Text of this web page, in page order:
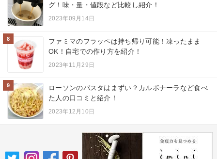
グ！味・量・値段など比較し紹介！
2023年09月14日
8
ファミマのフラッペは持ち帰り可能！凍ったまま
OK！自宅での作り方を紹介！
2023年11月29日
9
ローソンのパスタはまずい？カルボナーラなど食べ
た人の口コミと紹介！
2023年12月10日